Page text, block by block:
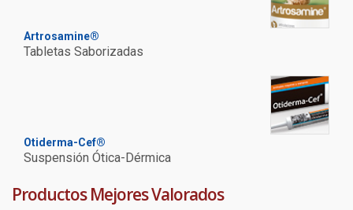
Artrosamine®
Tabletas Saborizadas
Otiderma-Cef®
Suspensión Ótica-Dérmica
Productos Mejores Valorados